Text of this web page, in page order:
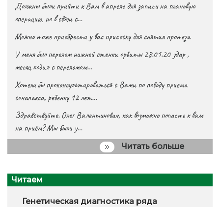
Должны были прийти к Вам в апреле для записи на плановую
операцию, но в связи с…
Можно тоже приобрести у вас присоску для снятия протеза
У меня был перелом нижней стенки орбиты 28.01.20 удар ,
месяц ходил с переломом…
Хотели бы проконсультироваться с Вами по поводу приема
сонапакса, ребенку 12 лет…
Здравствуйте. Олег Валентинович, как возможно попасть к вам
на приём? Мы были у…
Читать больше
Читаем
Генетическая диагностика ряда